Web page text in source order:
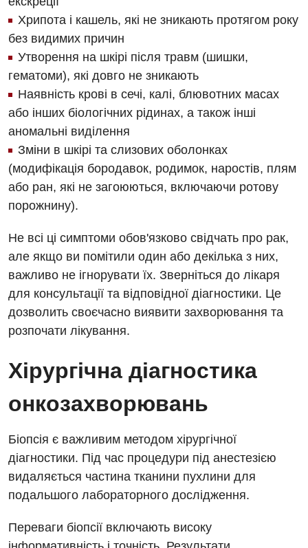
Рентгенографія
УЗД
Для дорослих
Акушерство і гінекологія
Алергологія, імунологія
Андрологія
Безоплатні послуги
Відділення інтенсивної терапії
Відділення кардіосудинної патології та неврології
Відділення невідкладних станів
Гастроентерологія
Гінекологічне відділення
Денний стаціонар
Дерматовенерологія
Дієтологія
Ендокринологія
Онкологічне відділлення
Офтальмологічне відділення
Педіатричне відділення
Терапевтичне відділення
Травматологічне відділення
Урологічне відділення
Хірургічне відділення
Українська
Російська
Хрипота і кашель, які не зникають протягом року
без видимих причин
Утворення на шкірі після травм (шишки,
гематоми), які довго не зникають
Наявність крові в сечі, калі, блювотних масах
або інших біологічних рідинах, а також інші
аномальні виділення
Зміни в шкірі та слизових оболонках
(модифікація бородавок, родимок, наростів, плям
або ран, які не загоюються, включаючи ротову
порожнину).
Не всі ці симптоми обов'язково свідчать про рак,
але якщо ви помітили один або декілька з них,
важливо не ігнорувати їх. Зверніться до лікаря
для консультації та відповідної діагностики. Це
дозволить своєчасно виявити захворювання та
розпочати лікування.
Хірургічна діагностика
онкозахворювань
Біопсія є важливим методом хірургічної
діагностики. Під час процедури під анестезією
видаляється частина тканини пухлини для
подальшого лабораторного дослідження.
Переваги біопсії включають високу